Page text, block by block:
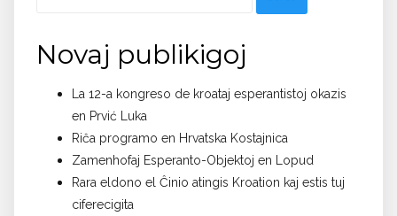
Novaj publikigoj
La 12-a kongreso de kroataj esperantistoj okazis
en Prvić Luka
Riĉa programo en Hrvatska Kostajnica
Zamenhofaj Esperanto-Objektoj en Lopud
Rara eldono el Ĉinio atingis Kroation kaj estis tuj
ciferecigita